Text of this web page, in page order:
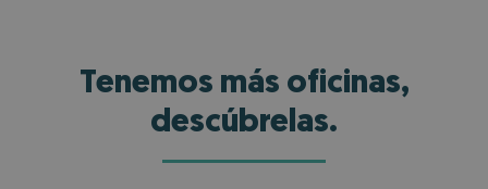
Tenemos más oficinas,
descúbrelas.